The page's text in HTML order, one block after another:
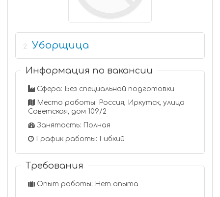
2 Уборщица
Информация по вакансии
Сфера: Без специальной подготовки
Место работы: Россия, Иркутск, улица
Советская, дом 109/2
Занятость: Полная
График работы: Гибкий
Требования
Опыт работы: Нет опыта